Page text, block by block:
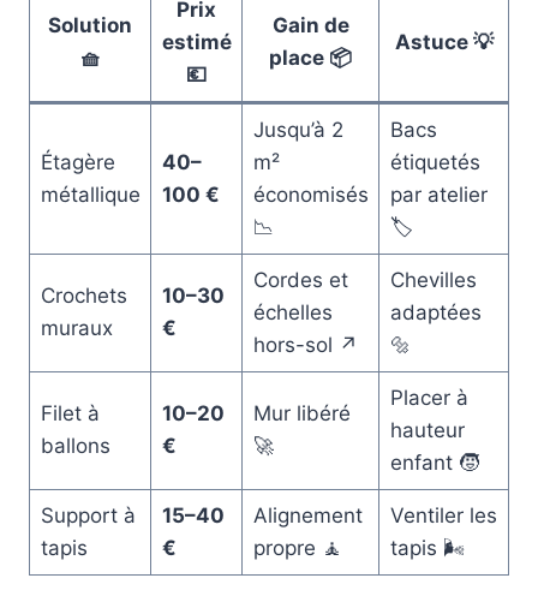
Solution
🧺
Prix
estimé
💶
Gain de
place 📦
Astuce 💡
Étagère
métallique
40–
100 €
Jusqu’à 2
m²
économisés
📉
Bacs
étiquetés
par atelier
🏷️
Crochets
muraux
10–30
€
Cordes et
échelles
hors-sol ↗️
Chevilles
adaptées
🔩
Filet à
ballons
10–20
€
Mur libéré
🚀
Placer à
hauteur
enfant 🧒
Support à
tapis
15–40
€
Alignement
propre 🧘
Ventiler les
tapis 🌬️